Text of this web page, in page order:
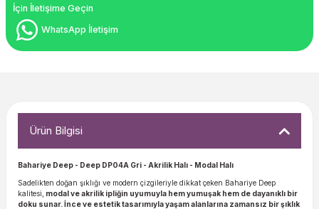
İçin İletişime Geçin
WhatsApp İletişim
Ürün Bilgisi
Bahariye Deep - Deep DP04A Gri - Akrilik Halı - Modal Halı
Sadelikten doğan şıklığı ve modern çizgileriyle dikkat çeken Bahariye Deep
kalitesi, modal ve akrilik ipliğin uyumuyla hem yumuşak hem de dayanıklı bir
doku sunar. İnce ve estetik tasarımıyla yaşam alanlarına zamansız bir şıklık